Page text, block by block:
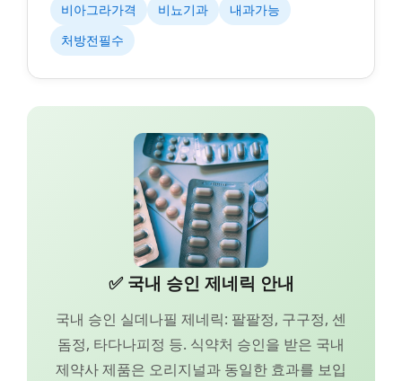
비아그라가격 비뇨기과
내과가능
처방전필수
✅ 국내 승인 제네릭 안내
국내 승인 실데나필 제네릭: 팔팔정, 구구정, 센
돔정, 타다나피정 등. 식약처 승인을 받은 국내
제약사 제품은 오리지널과 동일한 효과를 보입